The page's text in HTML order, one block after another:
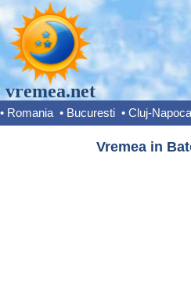
vremea.net
• Romania • Bucuresti • Cluj-Napoca
Vremea in